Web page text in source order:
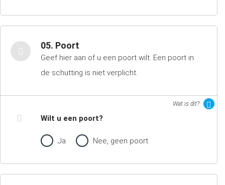
05. Poort
Geef hier aan of u een poort wilt. Een poort in
de schutting is niet verplicht.
Wat is dit?
Wilt u een poort?
Ja Nee, geen poort